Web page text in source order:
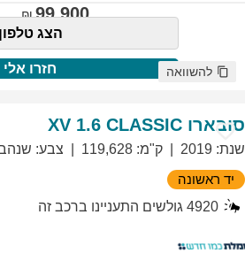
99,900
הצג טלפון
חזרו אלי להשוואה
סובארו XV 1.6 CLASSIC
שנת:
2019 ק"מ:
119,628 צבע:
יד ראשונה
4920 גולשים התעניינו ברכב זה